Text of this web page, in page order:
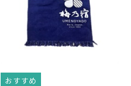
おすすめ